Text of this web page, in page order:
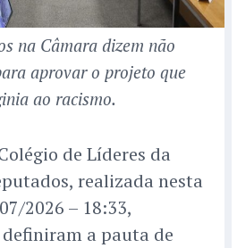
na Câmara dizem não
aprovar o projeto que
ao racismo.
de Líderes da
realizada nesta
2026 – 18:33,
a pauta de